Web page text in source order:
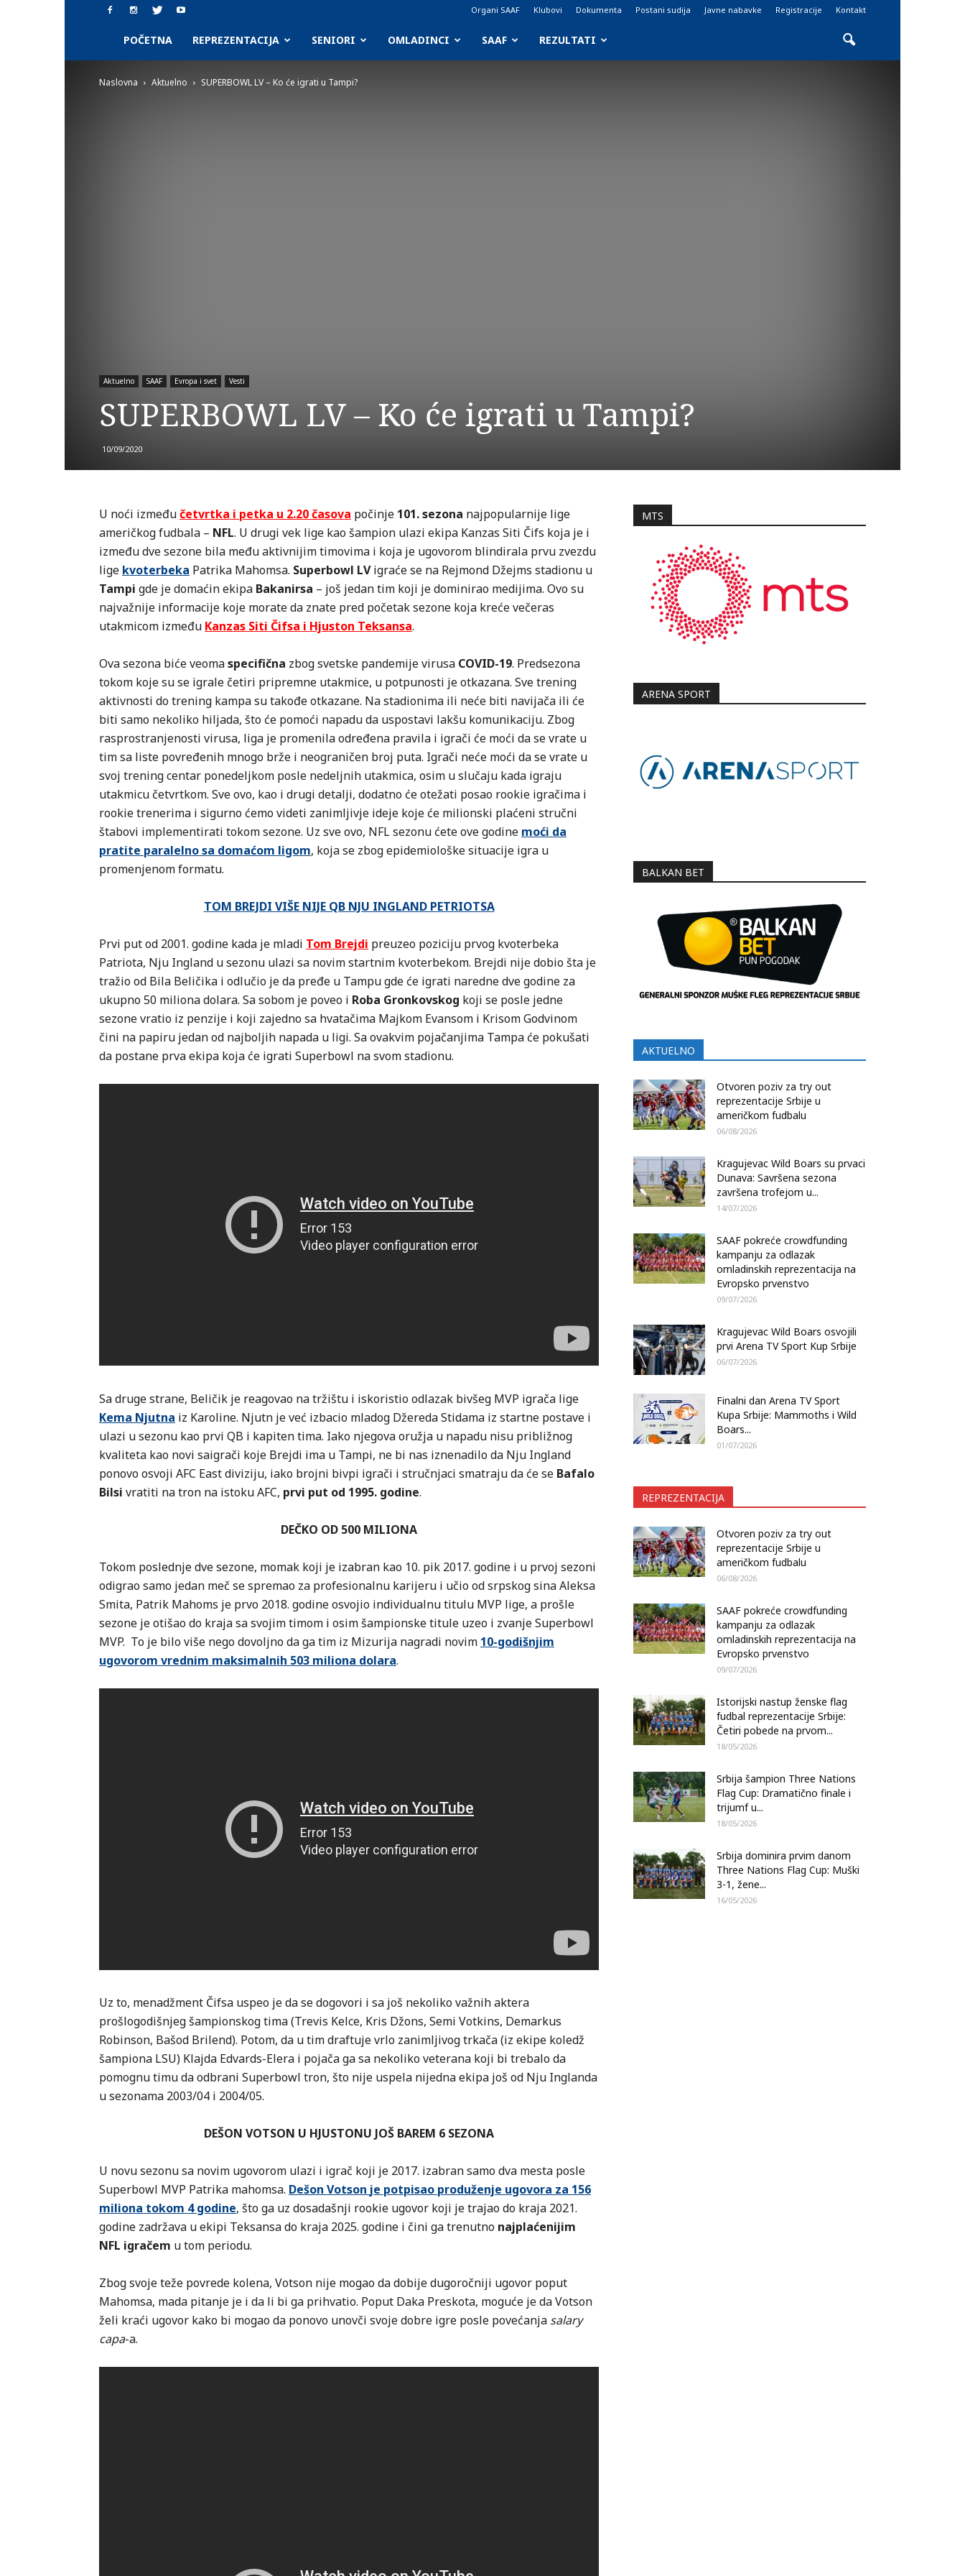
Organi SAAF Klubovi Dokumenta Postani sudija Javne nabavke Registracije Kontakt
SAAF.rs
POČETNA REPREZENTACIJA SENIORI OMLADINCI SAAF REZULTATI
Naslovna Aktuelno SUPERBOWL LV – Ko će igrati u Tampi?
Aktuelno SAAF Evropa i svet Vesti
SUPERBOWL LV – Ko će igrati u Tampi?
10/09/2020
U noći izmeđučetvrtka i petka u 2.20 časova počinje 101. sezona najpopularnije lige
američkog fudbala – NFL. U drugi vek lige kao šampion ulazi ekipa Kanzas Siti Čifs koja je i
između dve sezone bila među aktivnijim timovima i koja je ugovorom blindirala prvu zvezdu
lige kvoterbeka Patrika Mahomsa. Superbowl LVigraće se na Rejmond Džejms stadionu u
Tampi gde je domaćin ekipa Bakanirsa – još jedan tim koji je dominirao medijima. Ovo su
najvažnije informacije koje morate da znate pred početak sezone koja kreće večeras
utakmicom između Kanzas Siti Čifsa i Hjuston Teksansa.
Ova sezona biće veomaspecifična zbog svetske pandemije virusa COVID-19. Predsezona
tokom koje su se igrale četiri pripremne utakmice, u potpunosti je otkazana. Sve trening
aktivnosti do trening kampa su takođe otkazane. Na stadionima ili neće biti navijača ili će
biti samo nekoliko hiljada, što će pomoći napadu da uspostavi lakšu komunikaciju. Zbog
rasprostranjenosti virusa, liga je promenila određena pravila i igrači će moći da se vrate u
tim sa liste povređenih mnogo brže i neograničen broj puta. Igrači neće moći da se vrate u
svoj trening centar ponedeljkom posle nedeljnih utakmica, osim u slučaju kada igraju
utakmicu četvrtkom. Sve ovo, kao i drugi detalji, dodatno će otežati posao rookie igračima i
rookie trenerima i sigurno ćemo videti zanimljivje ideje koje će milionski plaćeni stručni
štabovi implementirati tokom sezone. Uz sve ovo, NFL sezonu ćete ove godine moći da
pratite paralelno sa domaćom ligom, koja se zbog epidemiološke situacije igra u
promenjenom formatu.
TOM BREJDI VIŠE NIJE QB NJU INGLAND PETRIOTSA
Prvi put od 2001. godine kada je mladi Tom Brejdi preuzeo poziciju prvog kvoterbeka
Patriota, Nju Ingland u sezonu ulazi sa novim startnim kvoterbekom. Brejdi nije dobio šta je
tražio od Bila Beličika i odlučio je da pređe u Tampu gde će igrati naredne dve godine za
ukupno 50 miliona dolara. Sa sobom je poveo i Roba Gronkovskog koji se posle jedne
sezone vratio iz penzije i koji zajedno sa hvatačima Majkom Evansom i Krisom Godvinom
čini na papiru jedan od najboljih napada u ligi. Sa ovakvim pojačanjima Tampa će pokušati
da postane prva ekipa koja će igrati Superbowl na svom stadionu.
Sa druge strane, Beličik je reagovao na tržištu i iskoristio odlazak bivšeg MVP igrača lige
Kema Njutna iz Karoline. Njutn je već izbacio mladog Džereda Stidama iz startne postave i
ulazi u sezonu kao prvi QB i kapiten tima. Iako njegova oružja u napadu nisu približnog
kvaliteta kao novi saigrači koje Brejdi ima u Tampi, ne bi nas iznenadilo da Nju Ingland
ponovo osvoji AFC East diviziju, iako brojni bivpi igrači i stručnjaci smatraju da će se Bafalo
Bilsi vratiti na tron na istoku AFC, prvi put od 1995. godine.
DEČKO OD 500 MILIONA
Tokom poslednje dve sezone, momak koji je izabran kao 10. pik 2017. godine i u prvoj sezoni
odigrao samo jedan meč se spremao za profesionalnu karijeru i učio od srpskog sina Aleksa
Smita, Patrik Mahoms je prvo 2018. godine osvojio individualnu titulu MVP lige, a prošle
sezone je otišao do kraja sa svojim timom i osim šampionske titule uzeo i zvanje Superbowl
MVP. To je bilo više nego dovoljno da ga tim iz Mizurija nagradi novim 10-godišnjim
ugovorom vrednim maksimalnih 503 miliona dolara.
Uz to, menadžment Čifsa uspeo je da se dogovori i sa još nekoliko važnih aktera
prošlogodišnjeg šampionskog tima (Trevis Kelce, Kris Džons, Semi Votkins, Demarkus
Robinson, Bašod Brilend). Potom, da u tim draftuje vrlo zanimljivog trkača (iz ekipe koledž
šampiona LSU) Klajda Edvards-Elera i pojača ga sa nekoliko veterana koji bi trebalo da
pomognu timu da odbrani Superbowl tron, što nije uspela nijedna ekipa još od Nju Inglanda
u sezonama 2003/04 i 2004/05.
DEŠON VOTSON U HJUSTONU JOŠ BAREM 6 SEZONA
U novu sezonu sa novim ugovorom ulazi i igrač koji je 2017. izabran samo dva mesta posle
Superbowl MVP Patrika mahomsa. Dešon Votson je potpisao produženje ugovora za 156
miliona tokom 4 godine, što ga uz dosadašnji rookie ugovor koji je trajao do kraja 2021.
godine zadržava u ekipi Teksansa do kraja 2025. godine i čini ga trenutno najplaćenijim
NFL igračem u tom periodu.
Zbog svoje teže povrede kolena, Votson nije mogao da dobije dugoročniji ugovor poput
Mahomsa, mada pitanje je i da li bi ga prihvatio. Poput Daka Preskota, moguće je da Votson
želi kraći ugovor kako bi mogao da ponovo unovči svoje dobre igre posle povećanja salary
capa-a.
MTS
ARENA SPORT
BALKAN BET
AKTUELNO
Otvoren poziv za try out
reprezentacije Srbije u
američkom fudbalu
06/08/2026
Kragujevac Wild Boars su prvaci
Dunava: Savršena sezona
završena trofejom u...
14/07/2026
SAAF pokreće crowdfunding
kampanju za odlazak
omladinskih reprezentacija na
Evropsko prvenstvo
09/07/2026
Kragujevac Wild Boars osvojili
prvi Arena TV Sport Kup Srbije
06/07/2026
Finalni dan Arena TV Sport
Kupa Srbije: Mammoths i Wild
Boars...
01/07/2026
REPREZENTACIJA
Otvoren poziv za try out
reprezentacije Srbije u
američkom fudbalu
06/08/2026
SAAF pokreće crowdfunding
kampanju za odlazak
omladinskih reprezentacija na
Evropsko prvenstvo
09/07/2026
Istorijski nastup ženske flag
fudbal reprezentacije Srbije:
Četiri pobede na prvom...
18/05/2026
Srbija šampion Three Nations
Flag Cup: Dramatično finale i
trijumf u...
18/05/2026
Srbija dominira prvim danom
Three Nations Flag Cup: Muški
3-1, žene...
16/05/2026